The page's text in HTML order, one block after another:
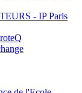
- IP Paris